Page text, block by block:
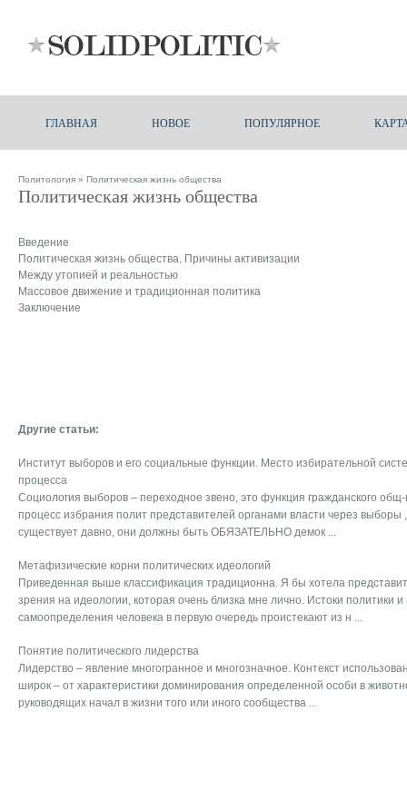
ГЛАВНАЯ НОВОЕ ПОПУЛЯРНОЕ
Политология » Политическая жизнь общества
Политическая жизнь общества
Введение
Политическая жизнь общества. Причины активизации
Между утопией и реальностью
Массовое движение и традиционная политика
Заключение
Другие статьи:
Институт выборов и его социальные функции. Место избирательной
процесса
Социология выборов – переходное звено, это функция гражданского
процесс избрания полит представителей органами власти через выборы
существует давно, они должны быть ОБЯЗАТЕЛЬНО демок ...
Метафизические корни политических идеологий
Приведенная выше классификация традиционна. Я бы хотела
зрения на идеологии, которая очень близка мне лично. Истоки политики и
самоопределения человека в первую очередь проистекают из н ...
Понятие политического лидерства
Лидерство – явление многогранное и многозначное. Контекст
широк – от характеристики доминирования определенной особи в
руководящих начал в жизни того или иного сообщества ...